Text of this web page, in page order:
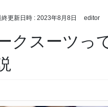
終更新日時 : 2023年8月8日 editor
クスーツっ